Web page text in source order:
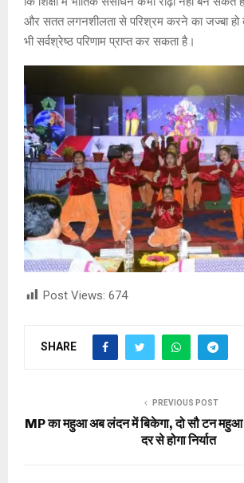
और सतत लगनशीलता से परिश्रम करने का जज्बा हो
भी सर्वश्रेष्ठ परिणाम प्राप्त कर सकता है।
Post Views: 674
SHARE
PREVIOUS POST
MP का महुआ अब लंदन में बिकेगा, दो सौ टन
दर से होगा निर्यात